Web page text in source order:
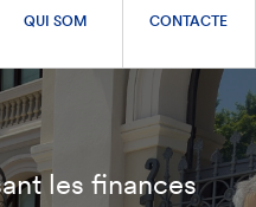
QUI SOM CONTACTE
les finances